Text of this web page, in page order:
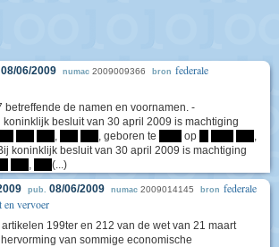
08/06/2009 numac 2009009366 bron federale
betreffende de namen en voornamen. -
koninklijk besluit van 30 april 2009 is machtiging
, , geboren te op
,
koninklijk besluit van 30 april 2009 is machtiging
, (...)
pub. 08/06/2009 numac 2009014145 bron federale
en vervoer
199ter en 212 van de wet van 21 maart
van sommige economische